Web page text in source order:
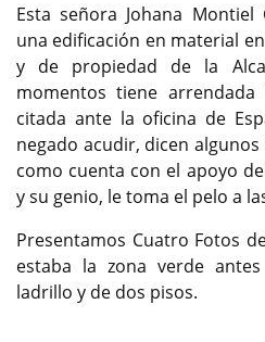
Esta señora Johana
una edificación en material
y de propiedad de la
momentos tiene
citada ante la oficina de
negado acudir, dicen
como cuenta con el apoyo
y su genio, le toma el pelo a
Presentamos Cuatro Fotos
estaba la zona verde
ladrillo y de dos pisos.